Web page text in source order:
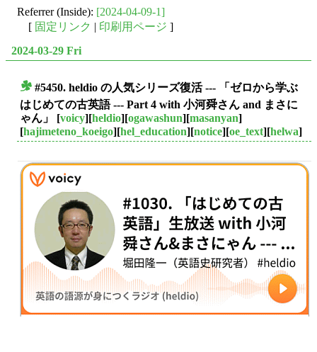
Referrer (Inside): [2024-04-09-1]
[ 固定リンク | 印刷用ページ ]
2024-03-29 Fri
#5450. heldio の人気シリーズ復活 --- 「ゼロから学ぶ
はじめての古英語 --- Part 4 with 小河舜さん and まさに
ゃん」
[voicy][heldio][ogawashun][masanyan]
[hajimeteno_koeigo][hel_education][notice][oe_text][helwa]